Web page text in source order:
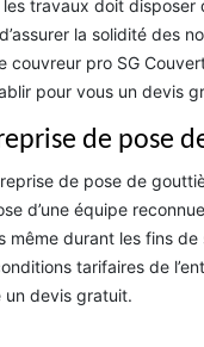
travaux doit
la solidité des
couvreur pro SG
pour vous un devis
de pose
de pose de
d’une équipe
durant les fins
tarifaires de
un devis gratuit.